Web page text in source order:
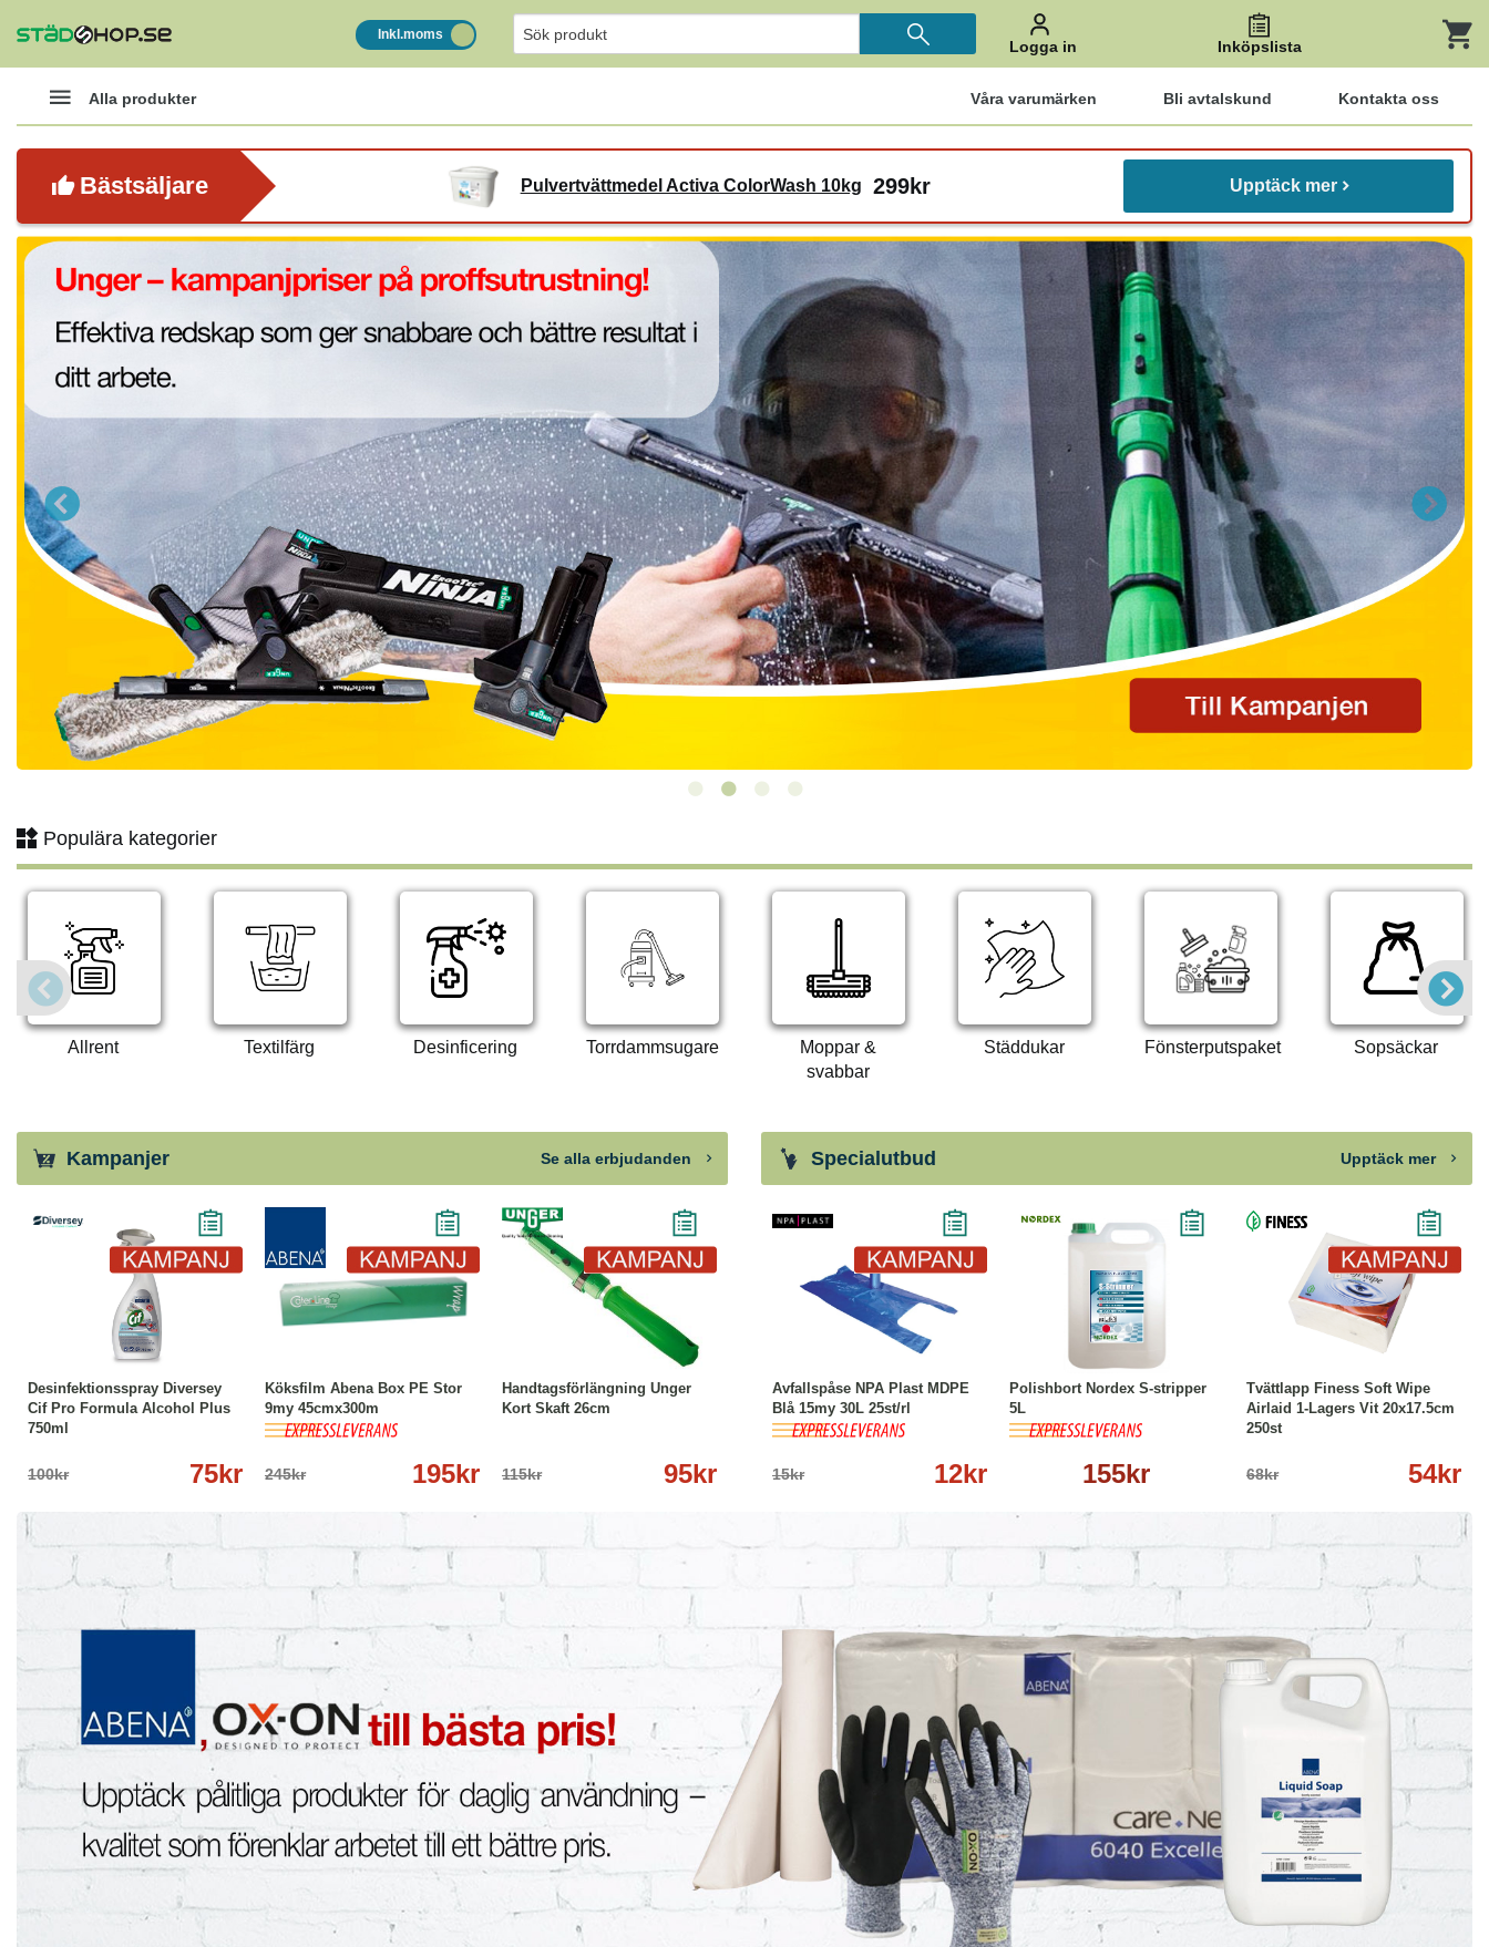
Inkl.moms
Logga in Inköpslista
Alla produkter Våra varumärken Bli avtalskund Kontakta oss
Bästsäljare Pulvertvättmedel Activa ColorWash 10kg 299kr Upptäck mer
Populära kategorier
Allrent Textilfärg Desinficering Torrdammsugare
Moppar &
svabbar
Städdukar Fönsterputspaket Sopsäckar
Kampanjer Se alla erbjudanden
Desinfektionsspray Diversey
Cif Pro Formula Alcohol Plus
750ml
100kr 75kr
Köp
Köksfilm Abena Box PE Stor
9my 45cmx300m
245kr 195kr
Handtagsförlängning Unger
Kort Skaft 26cm
115kr 95kr
Läs mer
Specialutbud Upptäck mer
Avfallspåse NPA Plast MDPE
Blå 15my 30L 25st/rl
15kr 12kr
Läs mer
Polishbort Nordex S-stripper
5L
155kr
Tvättlapp Finess Soft Wipe
Airlaid 1-Lagers Vit 20x17.5cm
250st
68kr 54kr
Köp